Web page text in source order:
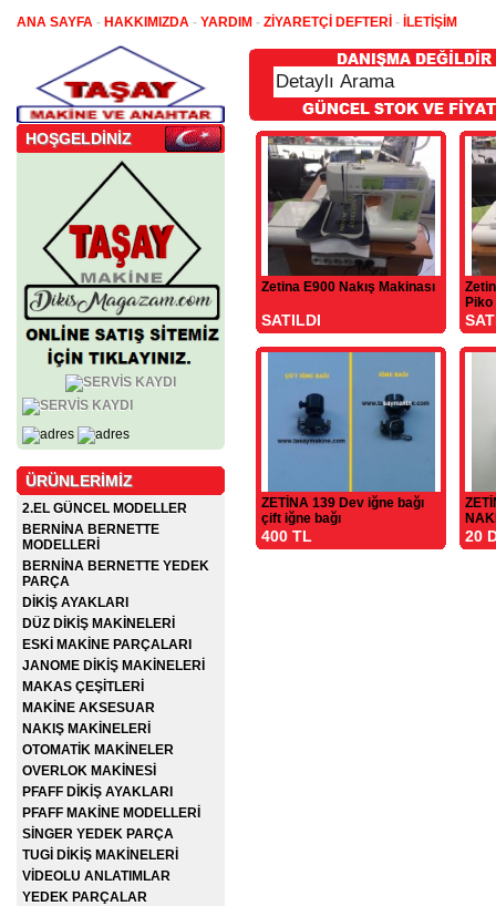
ANA SAYFA - HAKKIMIZDA - YARDIM - ZİYARETÇİ DEFTERİ - İLETİŞİM
HOŞGELDİNİZ
ÜRÜNLERİMİZ
2.EL GÜNCEL MODELLER
BERNİNA BERNETTE
MODELLERİ
BERNİNA BERNETTE YEDEK
PARÇA
DİKİŞ AYAKLARI
DÜZ DİKİŞ MAKİNELERİ
ESKİ MAKİNE PARÇALARI
JANOME DİKİŞ MAKİNELERİ
MAKAS ÇEŞİTLERİ
MAKİNE AKSESUAR
NAKIŞ MAKİNELERİ
OTOMATİK MAKİNELER
OVERLOK MAKİNESİ
PFAFF DİKİŞ AYAKLARI
PFAFF MAKİNE MODELLERİ
SİNGER YEDEK PARÇA
TUGİ DİKİŞ MAKİNELERİ
VİDEOLU ANLATIMLAR
YEDEK PARÇALAR
Zetina E900 Nakış Makinası
SATILDI
Piko
ZETİNA 139 Dev iğne bağı
çift iğne bağı
400 TL 20